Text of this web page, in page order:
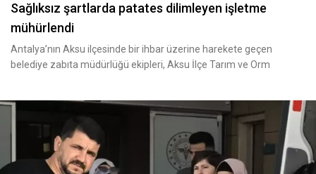
Sağlıksız şartlarda patates dilimleyen işletme
mühürlendi
Antalya’nın Aksu ilçesinde bir ihbar üzerine harekete geçen
belediye zabıta müdürlüğü ekipleri, Aksu İlçe Tarım ve Orm